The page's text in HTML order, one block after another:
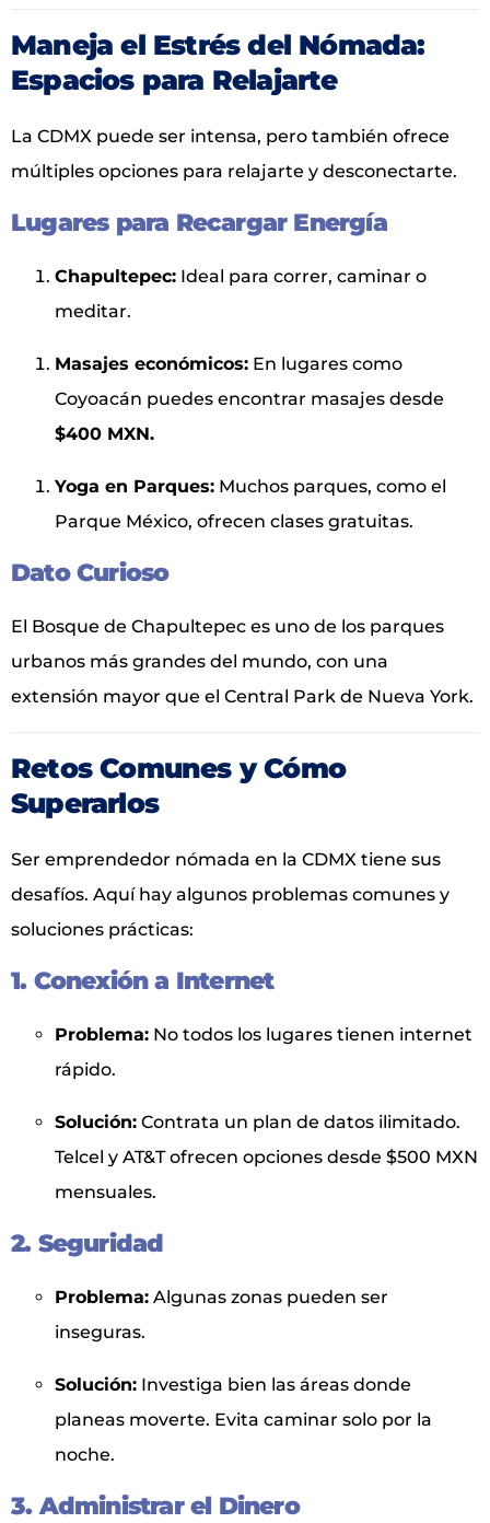
Maneja el Estrés del Nómada:
Espacios para Relajarte
La CDMX puede ser intensa, pero también ofrece
múltiples opciones para relajarte y desconectarte.
Lugares para Recargar Energía
Chapultepec: Ideal para correr, caminar o
meditar.
Masajes económicos: En lugares como
Coyoacán puedes encontrar masajes desde
$400 MXN.
Yoga en Parques: Muchos parques, como el
Parque México, ofrecen clases gratuitas.
Dato Curioso
El Bosque de Chapultepec es uno de los parques
urbanos más grandes del mundo, con una
extensión mayor que el Central Park de Nueva York.
Retos Comunes y Cómo
Superarlos
Ser emprendedor nómada en la CDMX tiene sus
desafíos. Aquí hay algunos problemas comunes y
soluciones prácticas:
1. Conexión a Internet
Problema: No todos los lugares tienen internet
rápido.
Solución: Contrata un plan de datos ilimitado.
Telcel y AT&T ofrecen opciones desde $500 MXN
mensuales.
2. Seguridad
Problema: Algunas zonas pueden ser
inseguras.
Solución: Investiga bien las áreas donde
planeas moverte. Evita caminar solo por la
noche.
3. Administrar el Dinero